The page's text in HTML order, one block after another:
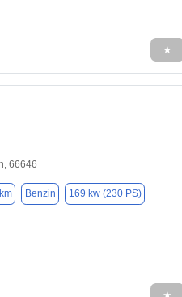
★
66646
Benzin 169 kw (230 PS)